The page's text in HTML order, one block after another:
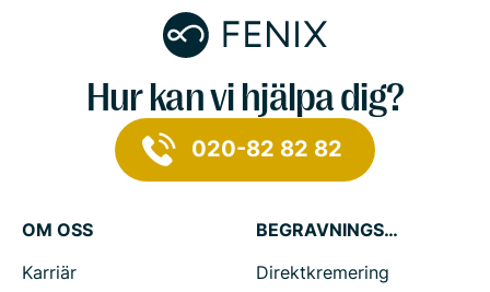
Hur kan vi hjälpa dig?
020-82 82 82
OM OSS
Karriär
BEGRAVNINGSTJÄNSTER
Direktkremering